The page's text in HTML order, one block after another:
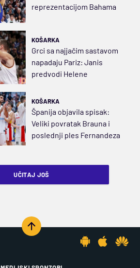
reprezentacijom Bahama
KOŠARKA
Grci sa najjačim sastavom
napadaju Pariz: Janis
predvodi Helene
KOŠARKA
Španija objavila spisak:
Veliki povratak Brauna i
poslednji ples Fernandeza
UČITAJ JOŠ